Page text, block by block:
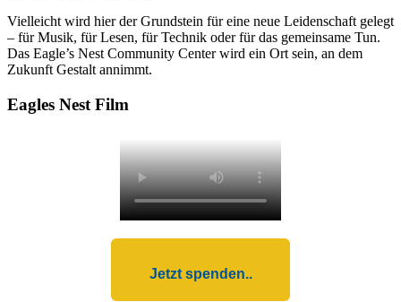
Vielleicht wird hier der Grundstein für eine neue Leidenschaft gelegt
– für Musik, für Lesen, für Technik oder für das gemeinsame Tun.
Das Eagle’s Nest Community Center wird ein Ort sein, an dem
Zukunft Gestalt annimmt.
Eagles Nest Film
Jetzt spenden..